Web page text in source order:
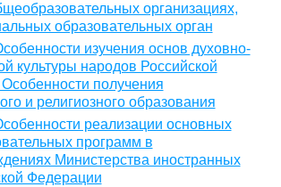
организациях,
образовательных орган
изучения основ духовно-
культуры народов Российской
получения
и религиозного образования
реализации основных
программ в
Министерства иностранных
Федерации